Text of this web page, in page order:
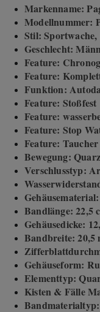
Markenname:
Modellnummer:
Stil: Sportwache,
Geschlecht:
Feature:
Feature:
Funktion:
Feature: Stoßfest
Feature:
Feature: Stop
Feature: Taucher
Bewegung: Quarz
Verschlusstyp:
Bandlänge: 22,5
Gehäusedicke:
Bandbreite: 20,5
Gehäuseform:
Elementtyp:
Kisten & Fälle